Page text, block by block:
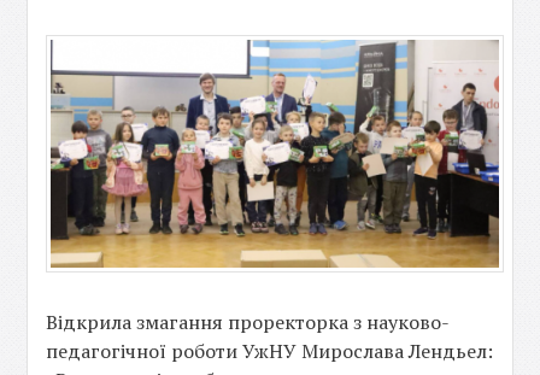
Відкрила змагання проректорка з науково-
педагогічної роботи УжНУ Мирослава Лендьел: